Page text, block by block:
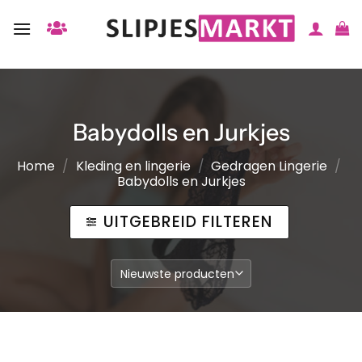
naar
Babydolls en Jurkjes
Home / Kleding en lingerie / Gedragen Lingerie /
Babydolls en Jurkjes
UITGEBREID FILTEREN